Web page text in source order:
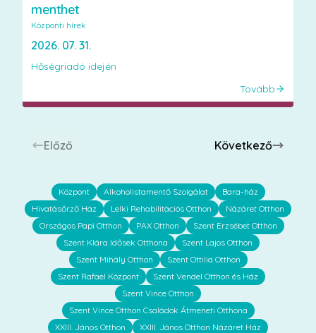
menthet
Központi hírek
2026. 07. 31.
Hőségriadó idején
Tovább
Előző Következő
Központ Alkoholistamentő Szolgálat
Bara-ház
Hivatásőrző Ház
Lelki Rehabilitációs Otthon
Názáret Otthon
Országos Papi Otthon
PAX Otthon
Szent Erzsébet Otthon
Szent Klára Idősek Otthona
Szent Lajos Otthon
Szent Mihály Otthon
Szent Ottilia Otthon
Szent Rafael Központ
Szent Vendel Otthon és Ház
Szent Vince Otthon
Szent Vince Otthon Családok Átmeneti Otthona
XXIII. János Otthon
XXIII. János Otthon Názáret Ház